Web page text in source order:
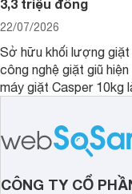
3,3 triệu đồng
22/07/2026
Sở hữu khối lượng giặt
công nghệ giặt giũ
máy giặt Casper 10kg
CÔNG TY CỔ